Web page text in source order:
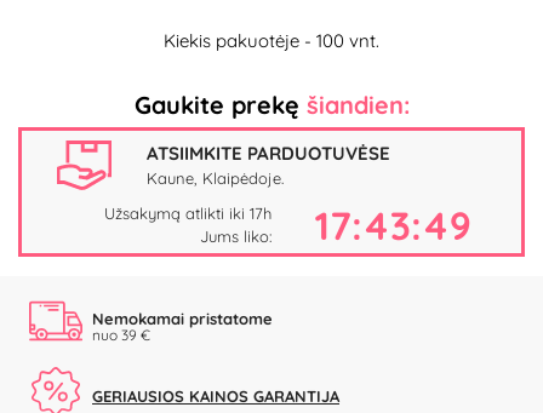
Kiekis pakuotėje - 100 vnt.
Gaukite prekę šiandien:
ATSIIMKITE PARDUOTUVĖSE
Kaune, Klaipėdoje.
Užsakymą atlikti iki 17h
Jums liko:
17:43:49
Nemokamai pristatome
nuo 39 €
GERIAUSIOS KAINOS GARANTIJA